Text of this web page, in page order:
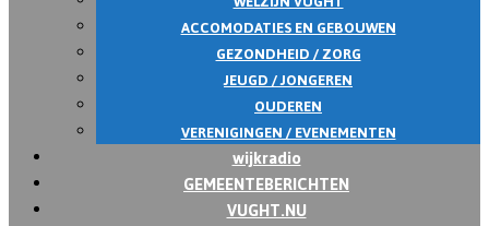
ACCOMODATIES EN GEBOUWEN
GEZONDHEID / ZORG
JEUGD / JONGEREN
OUDEREN
VERENIGINGEN / EVENEMENTEN
wijkradio
GEMEENTEBERICHTEN
VUGHT.NU